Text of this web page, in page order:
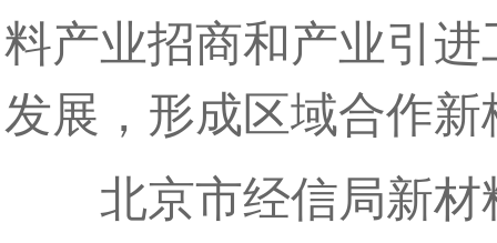
料产业招商和产业引
发展，形成区域合作新
北京市经信局新材